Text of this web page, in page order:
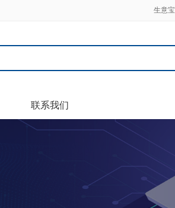
生意宝
联系我们